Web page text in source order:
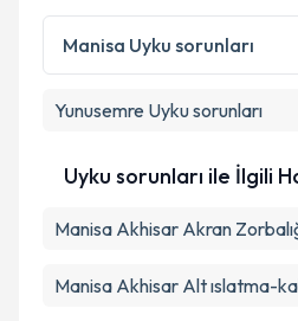
Manisa Uyku sorunları
Yunusemre Uyku sorunları
Uyku sorunları ile İlgili
Manisa Akhisar Akran
Manisa Akhisar Alt ıslatma-